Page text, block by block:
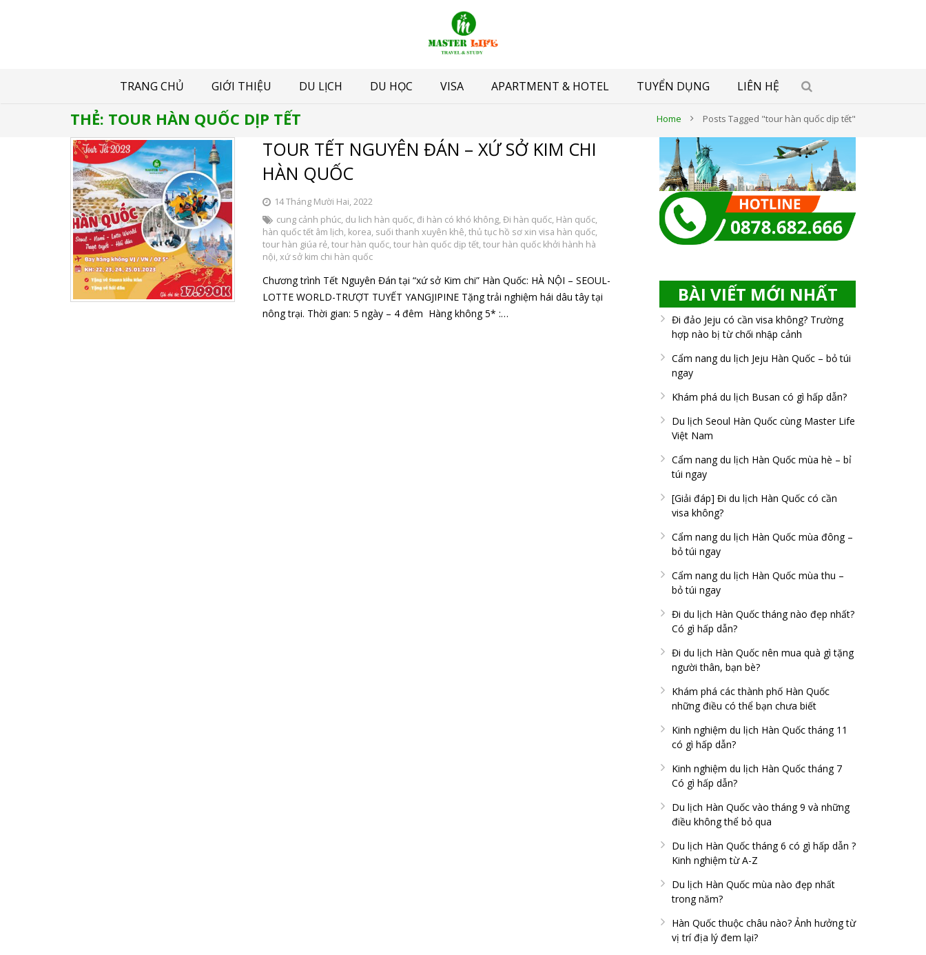
TRANG CHỦ GIỚI THIỆU DU LỊCH DU HỌC VISA APARTMENT & HOTEL TUYỂN DỤNG LIÊN HỆ
THẺ: TOUR HÀN QUỐC DỊP TẾT Home Posts Tagged "tour hàn quốc dịp tết"
TOUR TẾT NGUYÊN ĐÁN – XỨ SỞ KIM CHI
HÀN QUỐC
14 Tháng Mười Hai, 2022
cung cảnh phúc, du lich hàn quốc,đi hàn có khó không,Đi hàn quốc, Hàn quốc,
hàn quốc tết âm lịch, korea, suối thanh xuyên khê,thủ tục hồ sơ xin visa hàn quốc,
tour hàn giúa rẻ,tour hàn quốc,tour hàn quốc dịp tết,tour hàn quốc khởi hành hà
nội,xứ sở kim chi hàn quốc
Chương trình Tết Nguyên Đán tại “xứ sở Kim chi” Hàn Quốc: HÀ NỘI – SEOUL-
LOTTE WORLD-TRƯỢT TUYẾT YANGJIPINE Tặng trải nghiệm hái dâu tây tại
nông trại. Thời gian: 5 ngày – 4 đêm Hàng không 5* :…
BÀI VIẾT MỚI NHẤT
Đi đảo Jeju có cần visa không? Trường
hợp nào bị từ chối nhập cảnh
Cẩm nang du lịch Jeju Hàn Quốc – bỏ túi
ngay
Khám phá du lịch Busan có gì hấp dẫn?
Du lịch Seoul Hàn Quốc cùng Master Life
Việt Nam
Cẩm nang du lịch Hàn Quốc mùa hè – bỉ
túi ngay
[Giải đáp] Đi du lịch Hàn Quốc có cần
visa không?
Cẩm nang du lịch Hàn Quốc mùa đông –
bỏ túi ngay
Cẩm nang du lịch Hàn Quốc mùa thu –
bỏ túi ngay
Đi du lịch Hàn Quốc tháng nào đẹp nhất?
Có gì hấp dẫn?
Đi du lịch Hàn Quốc nên mua quà gì tặng
người thân, bạn bè?
Khám phá các thành phố Hàn Quốc
những điều có thể bạn chưa biết
Kinh nghiệm du lịch Hàn Quốc tháng 11
có gì hấp dẫn?
Kinh nghiệm du lịch Hàn Quốc tháng 7
Có gì hấp dẫn?
Du lịch Hàn Quốc vào tháng 9 và những
điều không thể bỏ qua
Du lịch Hàn Quốc tháng 6 có gì hấp dẫn ?
Kinh nghiệm từ A-Z
Du lịch Hàn Quốc mùa nào đẹp nhất
trong năm?
Hàn Quốc thuộc châu nào? Ảnh hưởng từ
vị trí địa lý đem lại?